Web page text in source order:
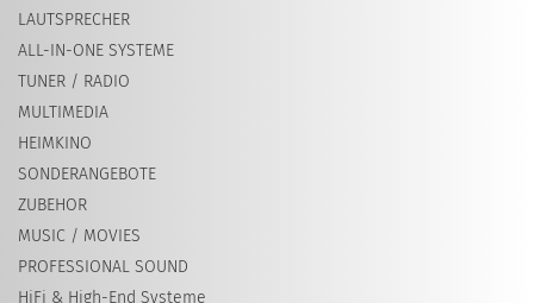
LAUTSPRECHER
ALL-IN-ONE SYSTEME
TUNER / RADIO
MULTIMEDIA
HEIMKINO
SONDERANGEBOTE
ZUBEHOR
MUSIC / MOVIES
PROFESSIONAL SOUND
HiFi & High-End Systeme